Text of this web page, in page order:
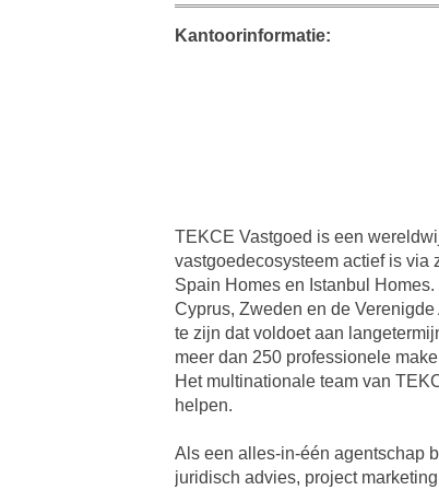
Kantoorinformatie:
TEKCE Vastgoed is een
vastgoedecosysteem actief is via
Spain Homes en Istanbul
Cyprus, Zweden en de
te zijn dat voldoet aan
meer dan 250 professionele
Het multinationale team van
helpen.
Als een alles-in-één agentschap
juridisch advies, project